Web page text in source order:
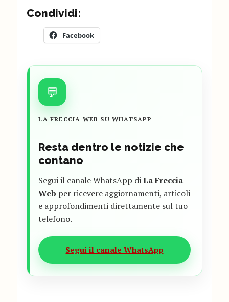
Condividi:
Facebook
💬
LA FRECCIA WEB SU WHATSAPP
Resta dentro le notizie che
contano
Segui il canale WhatsApp diLa Freccia
Web per ricevere aggiornamenti, articoli
e approfondimenti direttamente sul tuo
telefono.
Segui il canale WhatsApp